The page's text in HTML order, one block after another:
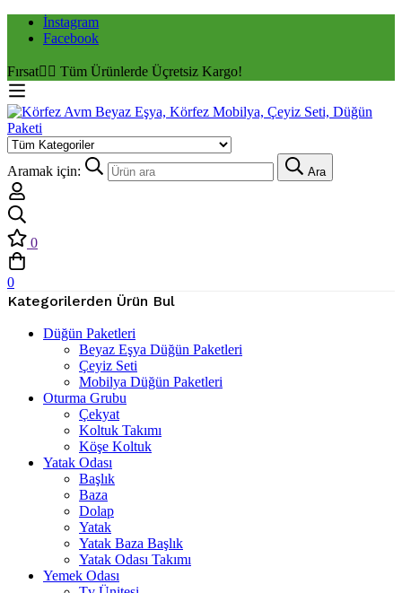
İnstagram
Facebook
Fırsat✌🏼 Tüm Ürünlerde Üçretsiz Kargo!
Aramak için: Ara
0
0
Kategorilerden Ürün Bul
Düğün Paketleri
Beyaz Eşya Düğün Paketleri
Çeyiz Seti
Mobilya Düğün Paketleri
Oturma Grubu
Çekyat
Koltuk Takımı
Köşe Koltuk
Yatak Odası
Başlık
Baza
Dolap
Yatak
Yatak Baza Başlık
Yatak Odası Takımı
Yemek Odası